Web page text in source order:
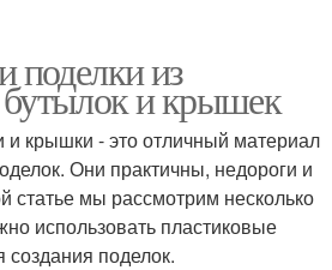
поделки из
и крышек
и крышки - это отличный материал
Они практичны, недороги и
статье мы рассмотрим несколько
использовать пластиковые
поделок.